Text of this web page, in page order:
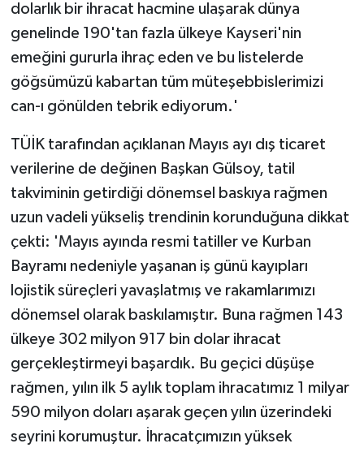
dolarlık bir ihracat hacmine ulaşarak dünya
genelinde 190'tan fazla ülkeye Kayseri'nin
emeğini gururla ihraç eden ve bu listelerde
göğsümüzü kabartan tüm müteşebbislerimizi
can-ı gönülden tebrik ediyorum.'
TÜİK tarafından açıklanan Mayıs ayı dış ticaret
verilerine de değinen Başkan Gülsoy, tatil
takviminin getirdiği dönemsel baskıya rağmen
uzun vadeli yükseliş trendinin korunduğuna dikkat
çekti: 'Mayıs ayında resmi tatiller ve Kurban
Bayramı nedeniyle yaşanan iş günü kayıpları
lojistik süreçleri yavaşlatmış ve rakamlarımızı
dönemsel olarak baskılamıştır. Buna rağmen 143
ülkeye 302 milyon 917 bin dolar ihracat
gerçekleştirmeyi başardık. Bu geçici düşüşe
rağmen, yılın ilk 5 aylık toplam ihracatımız 1 milyar
590 milyon doları aşarak geçen yılın üzerindeki
seyrini korumuştur. İhracatçımızın yüksek